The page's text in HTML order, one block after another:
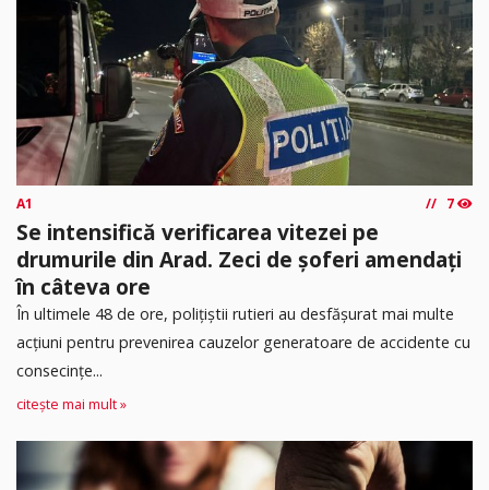
A1 7
Se intensifică verificarea vitezei pe
drumurile din Arad. Zeci de șoferi amendați
în câteva ore
În ultimele 48 de ore, polițiștii rutieri au desfășurat mai multe
acțiuni pentru prevenirea cauzelor generatoare de accidente cu
consecințe...
citește mai mult »